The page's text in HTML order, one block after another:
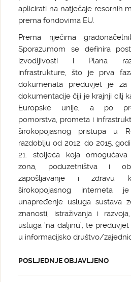
aplicirati na natječaje resornih
prema fondovima EU.
Prema riječima
Sporazumom se definira
izvodljivosti i Plana
infrastrukture, što je prva
dokumenata preduvjet je za
dokumentacije čiji je krajnji cilj
Europske unije, a po
pomorstva, prometa i
širokopojasnog pristupa u
razdoblju od 2012. do 2015.
21. stoljeća koja
zona, poduzetništva i
zapošljavanje i zdravu
širokopojasnog interneta
unapređenje usluga sustava
znanosti, istraživanja i
usluga ‘na daljinu’, te
u informacijsko društvo/
POSLJEDNJE OBJAVLJENO